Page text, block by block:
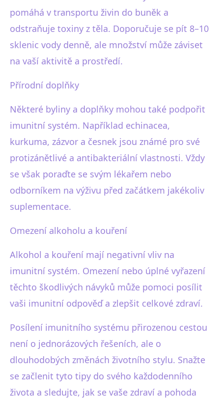
pomáhá v transportu živin do buněk a
odstraňuje toxiny z těla. Doporučuje se pít 8–10
sklenic vody denně, ale množství může záviset
na vaší aktivitě a prostředí.
Přírodní doplňky
Některé byliny a doplňky mohou také podpořit
imunitní systém. Například echinacea,
kurkuma, zázvor a česnek jsou známé pro své
protizánětlivé a antibakteriální vlastnosti. Vždy
se však poraďte se svým lékařem nebo
odborníkem na výživu před začátkem jakékoliv
suplementace.
Omezení alkoholu a kouření
Alkohol a kouření mají negativní vliv na
imunitní systém. Omezení nebo úplné vyřazení
těchto škodlivých návyků může pomoci posílit
vaši imunitní odpověď a zlepšit celkové zdraví.
Posílení imunitního systému přirozenou cestou
není o jednorázových řešeních, ale o
dlouhodobých změnách životního stylu. Snažte
se začlenit tyto tipy do svého každodenního
života a sledujte, jak se vaše zdraví a pohoda